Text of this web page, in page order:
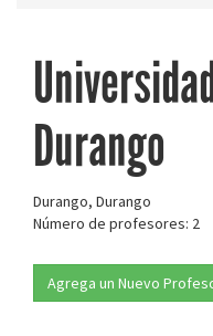
Durango
Durango, Durango
Número de profesores: 2
Agrega un Nuevo